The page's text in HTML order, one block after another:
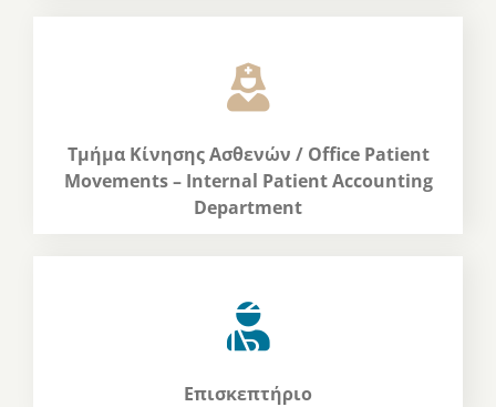
Τμήμα Κίνησης Ασθενών / Office Patient
Movements – Internal Patient Accounting
Department
Επισκεπτήριο